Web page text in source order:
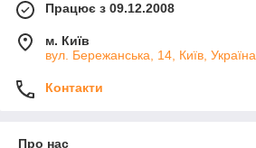
Працює з 09.12.2008
м. Київ
вул. Бережанська, 14, Київ, Україна
Контакти
Про нас